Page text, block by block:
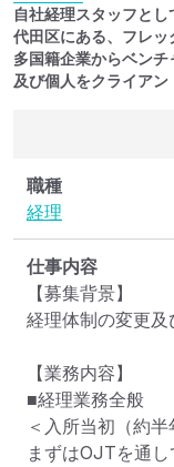
自社経理スタッフと
代田区にある、フレ
多国籍企業からベン
及び個人をクライアン
職種
経理
仕事内容
【募集背景】
経理体制の変更
【業務内容】
■経理業務全般
＜入所当初（約半
まずはOJTを通